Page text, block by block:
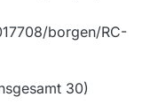
borgen/RC-
30)